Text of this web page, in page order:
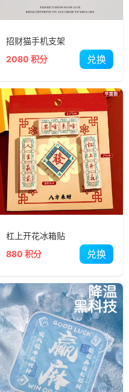
招财猫手机支架
2080 积分
兑换
杠上开花冰箱贴
880 积分
兑换